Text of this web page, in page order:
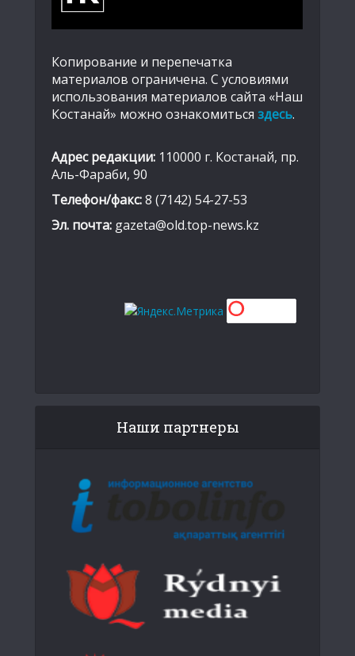
Копирование и перепечатка
материалов ограничена. С условиями
использования материалов сайта «Наш
Костанай» можно ознакомиться здесь.
Адрес редакции: 110000 г. Костанай, пр.
Аль-Фараби, 90
Телефон/факс:8 (7142) 54-27-53
Эл. почта: gazeta@old.top-news.kz
Наши партнеры